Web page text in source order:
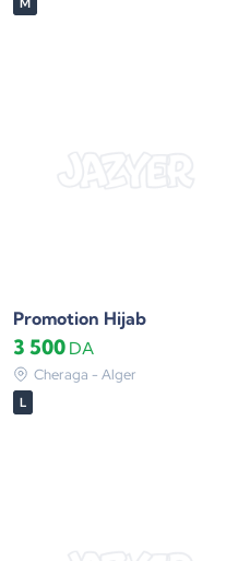
M
Promotion Hijab
3 500 DA
Cheraga - Alger
L